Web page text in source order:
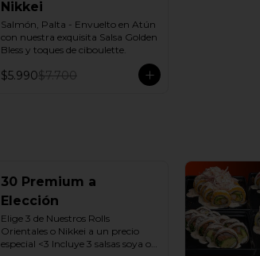
Nikkei
Salmón, Palta - Envuelto en Atún
con nuestra exquisita Salsa Golden
Bless y toques de ciboulette.
$5.990$7.700
30 Premium a
Elección
Elige 3 de Nuestros Rolls
Orientales o Nikkei a un precio
especial <3 Incluye 3 salsas soya o